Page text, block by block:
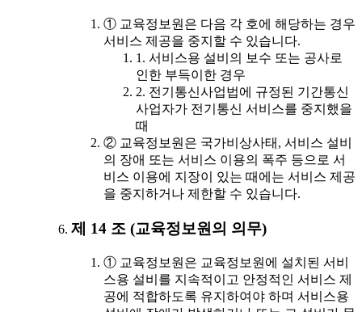
① 교육정보원은 다음 각 호에 해당하는 경우
서비스 제공을 중지할 수 있습니다.
1. 서비스용 설비의 보수 또는 공사로
인한 부득이한 경우
2. 전기통신사업법에 규정된 기간통신
사업자가 전기통신 서비스를 중지했을
때
② 교육정보원은 국가비상사태, 서비스 설비
의 장애 또는 서비스 이용의 폭주 등으로 서
비스 이용에 지장이 있는 때에는 서비스 제공
을 중지하거나 제한할 수 있습니다.
제 14 조 (교육정보원의 의무)
① 교육정보원은 교육정보원에 설치된 서비
스용 설비를 지속적이고 안정적인 서비스 제
공에 적합하도록 유지하여야 하며 서비스용